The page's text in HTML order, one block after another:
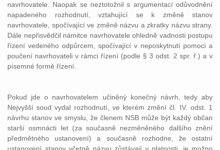
navrhovatele. Naopak se neztotožnil s argumentací odůvodnění
napadeného rozhodnutí, vztahující se k změně stanov
navrhovatele, spočívající ve změně názvu a zkratky názvu strany.
Dále nepřisvědčil námitce navrhovatele ohledně vadnosti postupu
řízení vedeného odpůrcem, spočívající v neposkytnutí pomoci a
poučení navrhovateli v rámci řízení (podle § 3 odst. 2 spr. ř.) a v
písemné formě řízení.
Pokud jde o navrhovatelem učiněný konečný návrh, tedy aby
Nejvyšší soud vydal rozhodnutí, ve kterém změní čl. IV. odst. 1
návrhu stanov ve smyslu, že členem NSB může být každý občan
starší osmnácti let (za současně nezměněného dalšího znění
předmětného ustanovení) a současně rozhodne, že ostatní